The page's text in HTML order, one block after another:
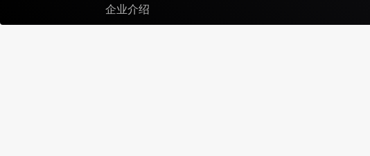
企业介绍